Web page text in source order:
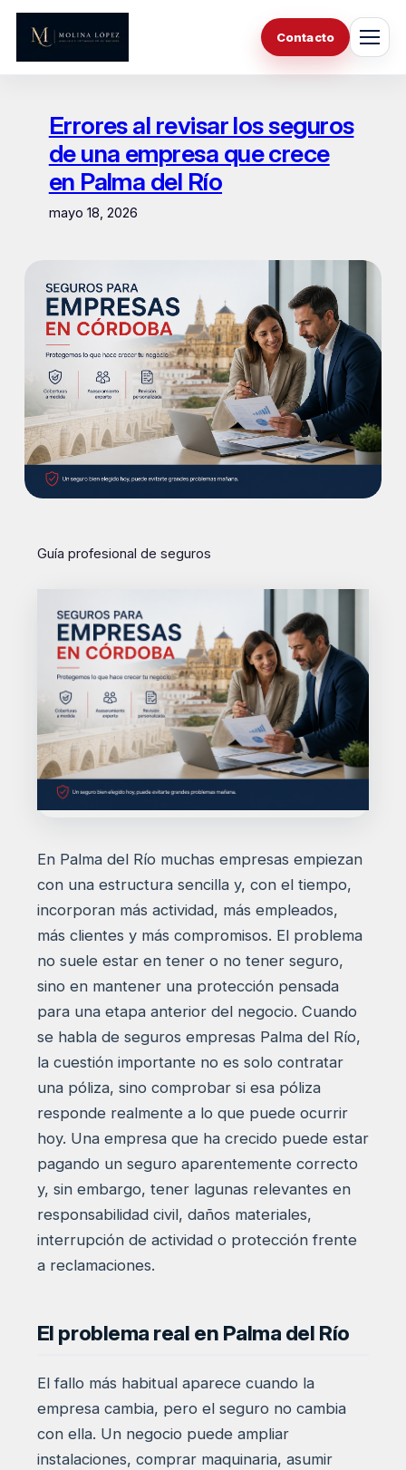
Saltar
contenido
Contacto
Errores al revisar los seguros
de una empresa que crece
en Palma del Río
mayo 18, 2026
Guía profesional de seguros
En Palma del Río muchas empresas empiezan
con una estructura sencilla y, con el tiempo,
incorporan más actividad, más empleados,
más clientes y más compromisos. El problema
no suele estar en tener o no tener seguro,
sino en mantener una protección pensada
para una etapa anterior del negocio. Cuando
se habla de seguros empresas Palma del Río,
la cuestión importante no es solo contratar
una póliza, sino comprobar si esa póliza
responde realmente a lo que puede ocurrir
hoy. Una empresa que ha crecido puede estar
pagando un seguro aparentemente correcto
y, sin embargo, tener lagunas relevantes en
responsabilidad civil, daños materiales,
interrupción de actividad o protección frente
a reclamaciones.
El problema real en Palma del Río
El fallo más habitual aparece cuando la
empresa cambia, pero el seguro no cambia
con ella. Un negocio puede ampliar
instalaciones, comprar maquinaria, asumir